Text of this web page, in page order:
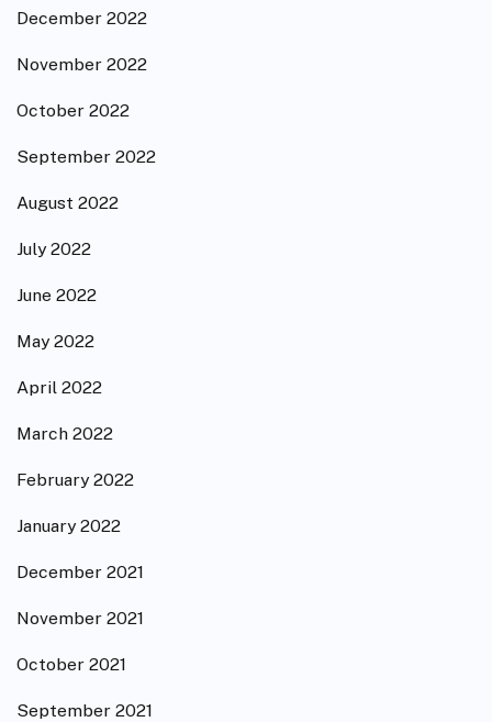
December 2022
November 2022
October 2022
September 2022
August 2022
July 2022
June 2022
May 2022
April 2022
March 2022
February 2022
January 2022
December 2021
November 2021
October 2021
September 2021